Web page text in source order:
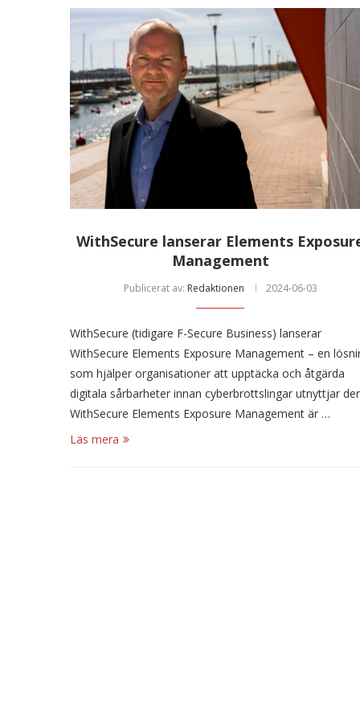
WithSecure lanserar Elements
Management
Publicerat av: Redaktionen 2024-06-03
WithSecure (tidigare F-Secure Business) lanserar
WithSecure Elements Exposure Management – en
som hjälper organisationer att upptäcka och åtgärda
digitala sårbarheter innan cyberbrottslingar utnyttjar
WithSecure Elements Exposure Management är …
Läs mera